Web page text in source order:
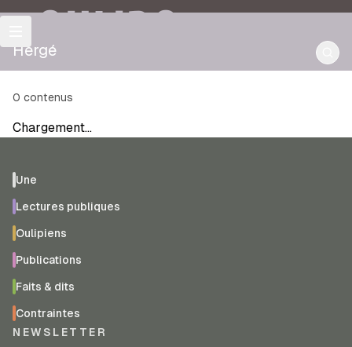
OULIPO
Hergé
0 contenus
Chargement…
Une
Lectures publiques
Oulipiens
Publications
Faits & dits
Contraintes
NEWSLETTER